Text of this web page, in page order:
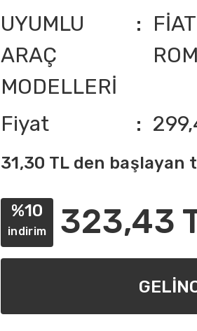
UYUMLU
ARAÇ
MODELLERİ
Fiyat
31,30 TL den
%10
indirim 323,43